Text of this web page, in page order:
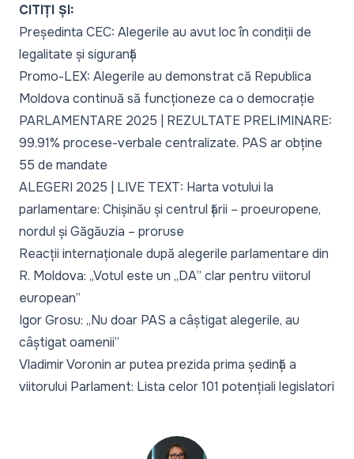
CITIȚI ȘI:
Președinta CEC: Alegerile au avut loc în condiții de
legalitate și siguranță
Promo-LEX: Alegerile au demonstrat că Republica
Moldova continuă să funcționeze ca o democrație
PARLAMENTARE 2025 | REZULTATE PRELIMINARE:
99.91% procese-verbale centralizate. PAS ar obține
55 de mandate
ALEGERI 2025 | LIVE TEXT: Harta votului la
parlamentare: Chișinău și centrul țării – proeuropene,
nordul și Găgăuzia – proruse
Reacții internaționale după alegerile parlamentare din
R. Moldova: „Votul este un „DA” clar pentru viitorul
european”
Igor Grosu: „Nu doar PAS a câștigat alegerile, au
câștigat oamenii”
Vladimir Voronin ar putea prezida prima ședință a
viitorului Parlament: Lista celor 101 potențiali legislatori